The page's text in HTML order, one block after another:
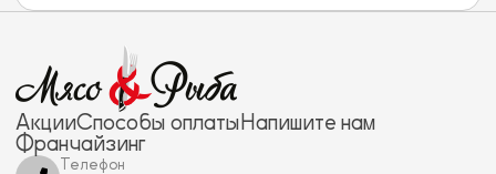
АкцииСпособы оплатыНапишите нам
Франчайзинг
Телефон